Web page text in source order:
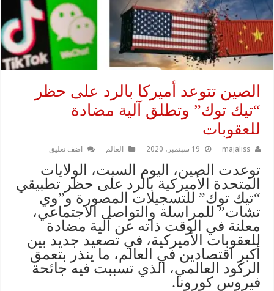
الصين تتوعد أميركا بالرد على حظر
“تيك توك” وتطلق آلية مضادة
للعقوبات
majaliss 19 سبتمبر، 2020 العالم اضف تعليق
توعدت الصين، اليوم السبت، الولايات
المتحدة الأميركية بالرد على حظر تطبيقي
“تيك توك” للتسجيلات المصورة و”وي
تشات” للمراسلة والتواصل الاجتماعي،
معلنة في الوقت ذاته عن آلية مضادة
للعقوبات الأميركية، في تصعيد جديد بين
أكبر اقتصادين في العالم، ما ينذر بتعمق
الركود العالمي، الذي تسببت فيه جائحة
فيروس كورونا.